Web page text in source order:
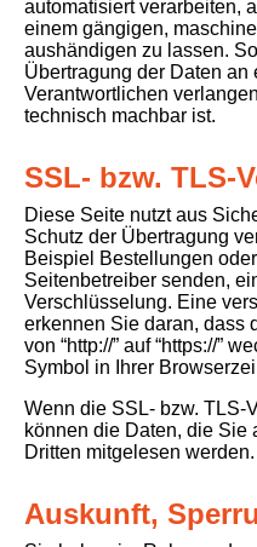
automatisiert verarbeiten,
einem gängigen,
aushändigen zu lassen.
Übertragung der Daten an
Verantwortlichen
technisch machbar ist.
SSL- bzw. TLS-
Diese Seite nutzt aus
Schutz der Übertragung
Beispiel Bestellungen
Seitenbetreiber senden,
Verschlüsselung. Eine
erkennen Sie daran, dass
von “http://” auf “https://”
Symbol in Ihrer
Wenn die SSL- bzw. TLS-
können die Daten, die Sie
Dritten mitgelesen werden.
Auskunft,